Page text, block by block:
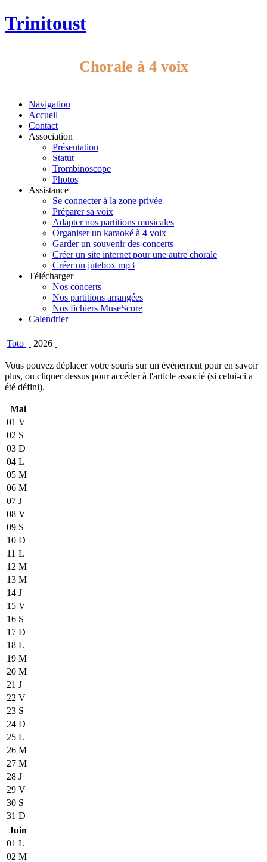
Trinitoust
Chorale à 4 voix
Navigation
Accueil
Contact
Association
Présentation
Statut
Trombinoscope
Photos
Assistance
Se connecter à la zone privée
Préparer sa voix
Adapter nos partitions musicales
Organiser un karaoké à 4 voix
Garder un souvenir des concerts
Créer un site internet pour une autre chorale
Créer un jutebox mp3
Télécharger
Nos concerts
Nos partitions arrangées
Nos fichiers MuseScore
Calendrier
Toto 2026
Vous pouvez déplacer votre souris sur un événement pour en savoir
plus, ou cliquer dessus pour accéder à l'article associé (si celui-ci a
été défini).
Mai
01 V
02 S
03 D
04 L
05 M
06 M
07 J
08 V
09 S
10 D
11 L
12 M
13 M
14 J
15 V
16 S
17 D
18 L
19 M
20 M
21 J
22 V
23 S
24 D
25 L
26 M
27 M
28 J
29 V
30 S
31 D
Juin
01 L
02 M